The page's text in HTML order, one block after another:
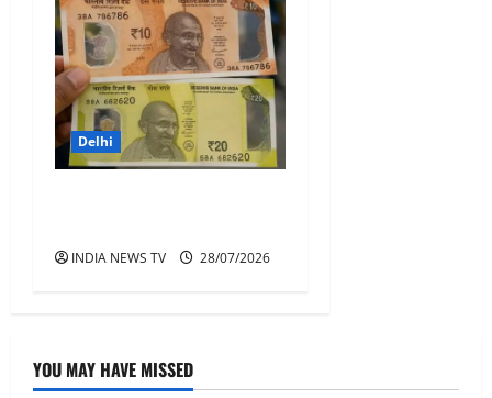
Delhi
INDIA NEWS TV 28/07/2026
YOU MAY HAVE MISSED